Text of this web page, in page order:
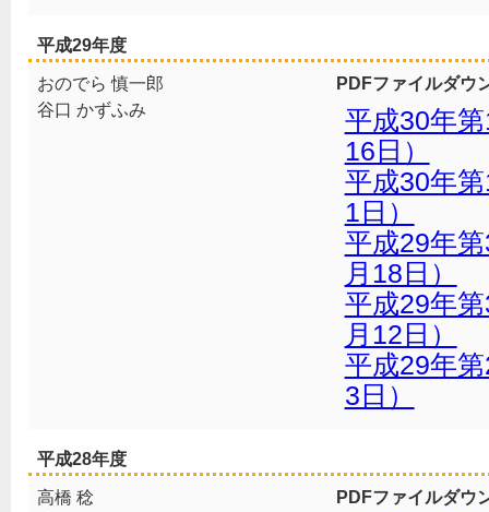
平成29年度
おのでら 慎一郎
谷口 かずふみ
PDFファイルダウ
平成30年
16日）
平成30年
1日）
平成29年
月18日）
平成29年
月12日）
平成29年
3日）
平成28年度
高橋 稔
PDFファイルダウ